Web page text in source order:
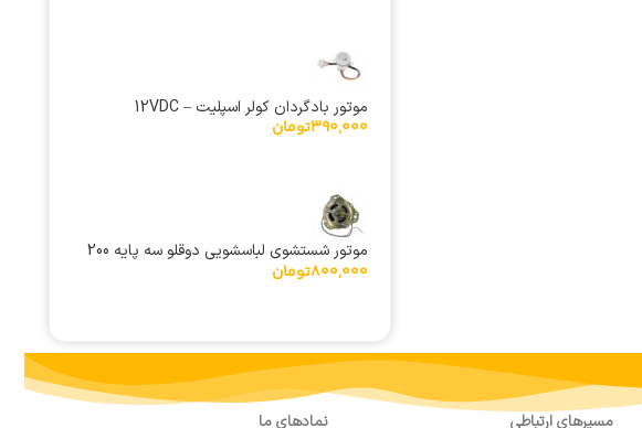
موتور بادگردان کولر اسپلیت 12VDC –
24BYJ48 پایه قلابی سیم بلند
390,000تومان
موتور شستشوی لباسشویی دوقلو سه پایه 200
وات آلومینیوم
800,000تومان
مسیرهای ارتباطی نمادهای ما